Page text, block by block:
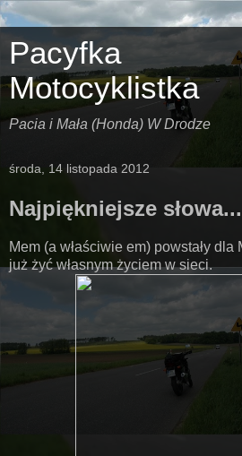
Pacyfka
Motocyklistka
Pacia i Mała (Honda) W Drodze
środa, 14 listopada 2012
Najpiękniejsze słowa...
Mem (a właściwie em) powstały
już żyć własnym życiem w sieci.